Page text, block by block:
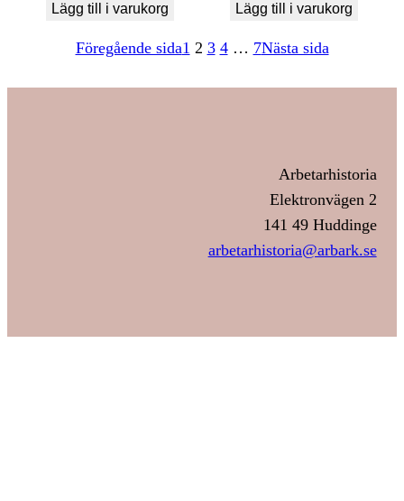
Lägg till i varukorg Lägg till i varukorg
Föregående sida1 2 3 4 … 7Nästa sida
Arbetarhistoria
Elektronvägen 2
141 49 Huddinge
arbetarhistoria@arbark.se